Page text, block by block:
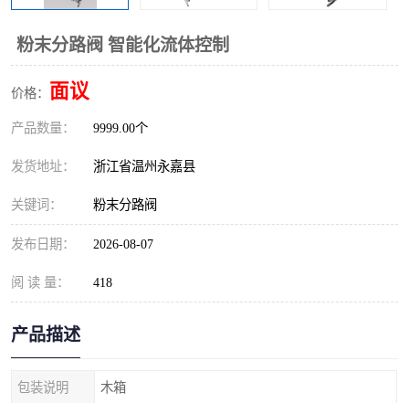
粉末分路阀 智能化流体控制
价格： 面议
产品数量： 9999.00个
发货地址： 浙江省温州永嘉县
关键词： 粉末分路阀
发布日期： 2026-08-07
阅 读 量： 418
产品描述
包装说明 木箱
管道换向器